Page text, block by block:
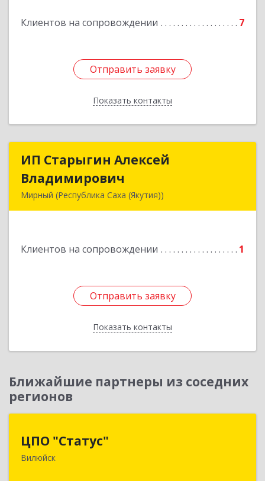
Клиентов на сопровождении 7
Отправить заявку
Показать контакты
Подробнее
Отправить заявку
Назад
ИП Старыгин Алексей
Владимирович
Мирный (Республика Саха (Якутия))
Клиентов на сопровождении 1
Отправить заявку
Показать контакты
ИП Старыгин Алексей
Отправить заявку
Назад
Ближайшие партнеры из соседних
регионов
ЦПО "Статус"
Вилюйск
677000, Саха /Якутия/ Респ, Якутск г, Ленина пр-